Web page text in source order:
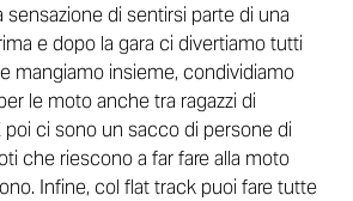
di sentirsi parte di una
e dopo la gara ci divertiamo tutti
mangiamo insieme, condividiamo
le moto anche tra ragazzi di
poi ci sono un sacco di persone di
che riescono a far fare alla moto
Infine, col flat track puoi fare tutte